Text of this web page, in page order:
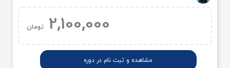
2,100,000 تومان
مشاهده و ثبت نام در دوره